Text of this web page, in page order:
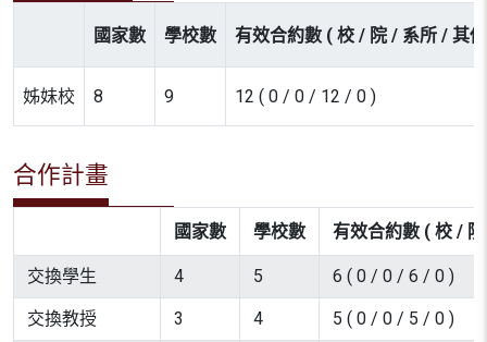
國家數 學校數 有效合約數 ( 校 / 院 / 系所 / 其
姊妹校 8 9 12 ( 0 / 0 / 12 / 0 )
合作計畫
國家數 學校數 有效合約數 ( 校 /
交換學生 4 5 6 ( 0 / 0 / 6 / 0 )
交換教授 3 4 5 ( 0 / 0 / 5 / 0 )